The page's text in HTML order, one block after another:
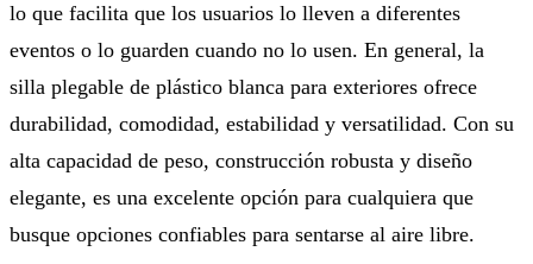
lo que facilita que los usuarios lo lleven a diferentes
eventos o lo guarden cuando no lo usen. En general, la
silla plegable de plástico blanca para exteriores ofrece
durabilidad, comodidad, estabilidad y versatilidad. Con su
alta capacidad de peso, construcción robusta y diseño
elegante, es una excelente opción para cualquiera que
busque opciones confiables para sentarse al aire libre.